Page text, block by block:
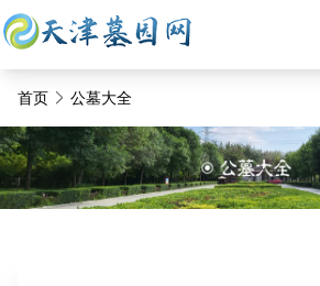
首页 公墓大全